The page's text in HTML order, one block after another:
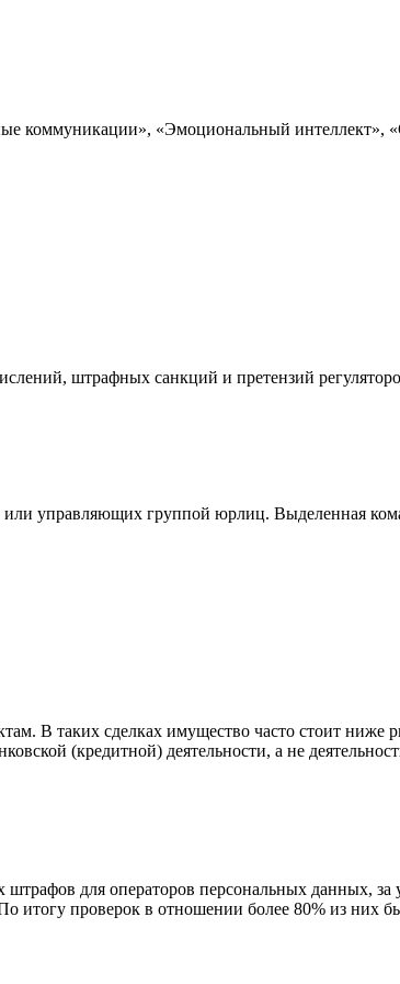
коммуникации», «Эмоциональный интеллект»,
штрафных санкций и претензий
или управляющих группой юрлиц. Выделенная
В таких сделках имущество часто стоит ниже
(кредитной) деятельности, а не
для операторов персональных данных, за
итогу проверок в отношении более 80% из них